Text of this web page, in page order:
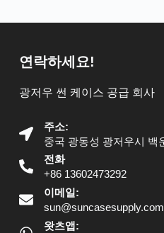
연락하세요!
광저우 썬 케이스 공급 회사
주소:
중국 광동성 광저우시 백
전화
+86 13602473292
이메일:
sun@suncasesupply.com
왓츠앱: